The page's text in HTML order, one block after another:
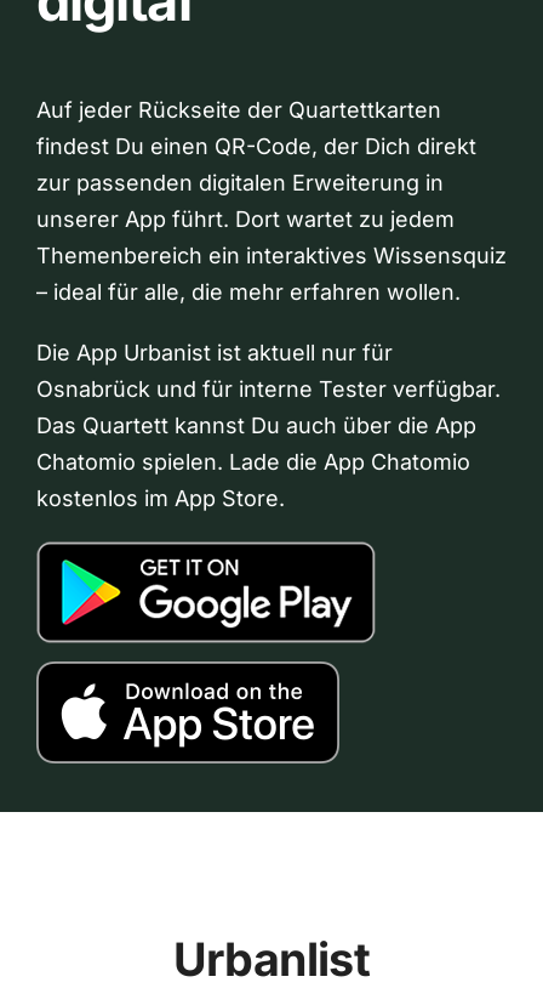
Auf jeder Rückseite der Quartettkarten
findest Du einen QR-Code, der Dich direkt
zur passenden digitalen Erweiterung in
unserer App führt. Dort wartet zu jedem
Themenbereich ein interaktives Wissensquiz
– ideal für alle, die mehr erfahren wollen.
Die App Urbanist ist aktuell nur für
Osnabrück und für interne Tester verfügbar.
Das Quartett kannst Du auch über die App
Chatomio spielen. Lade die App Chatomio
kostenlos im App Store.
Urbanlist